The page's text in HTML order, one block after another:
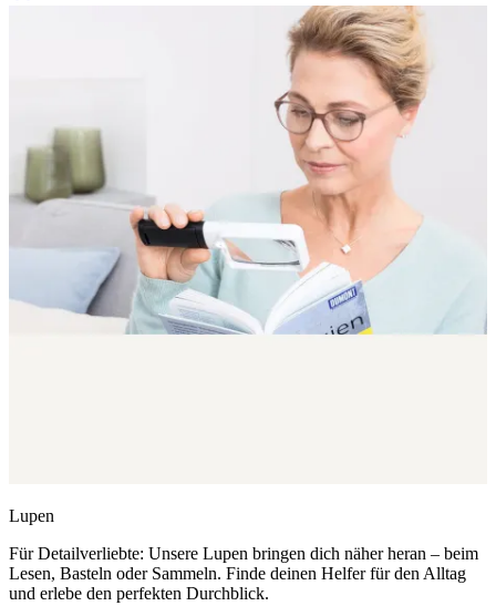
Lupen
Für Detailverliebte: Unsere Lupen bringen dich näher heran – beim
Lesen, Basteln oder Sammeln. Finde deinen Helfer für den Alltag
und erlebe den perfekten Durchblick.